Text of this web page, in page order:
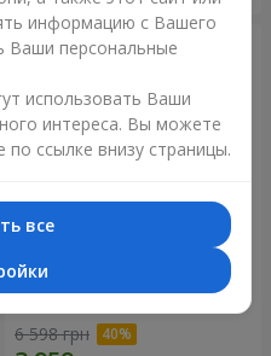
Цветы в коробке “Кадриль”
6 598 грн
информацию с Вашего
Ваши персональные
использовать Ваши
интереса. Вы можете
ссылке внизу страницы.
все